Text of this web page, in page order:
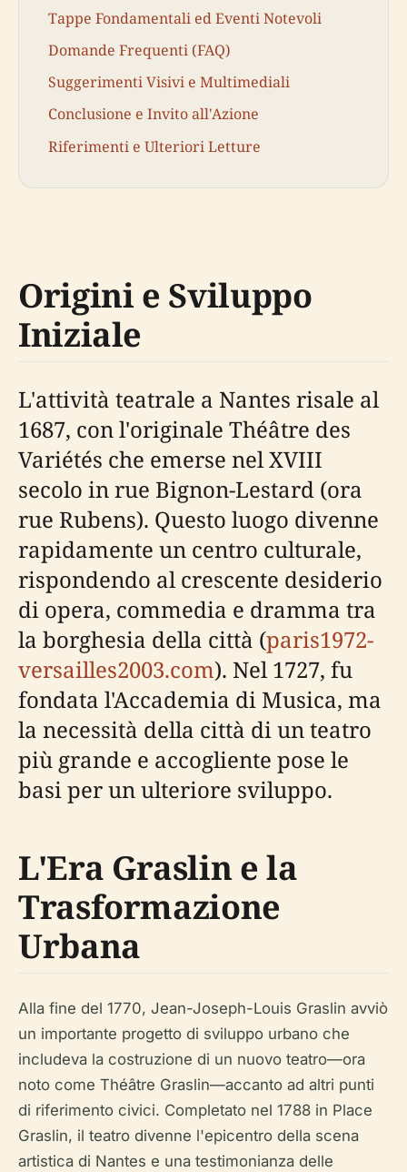
Tappe Fondamentali ed Eventi Notevoli
Domande Frequenti (FAQ)
Suggerimenti Visivi e Multimediali
Conclusione e Invito all'Azione
Riferimenti e Ulteriori Letture
Origini e Sviluppo
Iniziale
L'attività teatrale a Nantes risale al
1687, con l'originale Théâtre des
Variétés che emerse nel XVIII
secolo in rue Bignon-Lestard (ora
rue Rubens). Questo luogo divenne
rapidamente un centro culturale,
rispondendo al crescente desiderio
di opera, commedia e dramma tra
la borghesia della città (paris1972-
versailles2003.com). Nel 1727, fu
fondata l'Accademia di Musica, ma
la necessità della città di un teatro
più grande e accogliente pose le
basi per un ulteriore sviluppo.
L'Era Graslin e la
Trasformazione
Urbana
Alla fine del 1770, Jean-Joseph-Louis Graslin avviò
un importante progetto di sviluppo urbano che
includeva la costruzione di un nuovo teatro—ora
noto come Théâtre Graslin—accanto ad altri punti
di riferimento civici. Completato nel 1788 in Place
Graslin, il teatro divenne l'epicentro della scena
artistica di Nantes e una testimonianza delle